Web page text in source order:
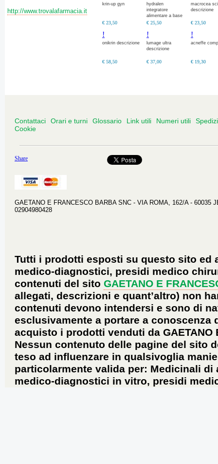
http://www.trovalafarmacia.it
krin-up gyn
€ 23,50
hydralen
integratore
alimentare a base
di esperidina e
estratti naturali di
centella
€ 25,50
macrocea
descrizione
€ 23,50
!
onikrin descrizione
€ 58,50
!
lumage ultra
descrizione
€ 37,00
!
acneffe
€ 19,30
Contattaci Orari e turni Glossario Link utili Numeri utili
Cookie
Share
GAETANO E FRANCESCO BARBA SNC - VIA ROMA, 162/A - 60035
02904980428
Tutti i prodotti esposti su questo sito
medico-diagnostici, presidi medico
contenuti del sito GAETANO E
allegati, descrizioni e quant’altro) non
contenuti devono intendersi e sono di
esclusivamente a portare a
acquisto i prodotti venduti da GAETANO
Nessun contenuto delle pagine del sito
teso ad influenzare in qualsivoglia
particolarmente valida per: Medicinali
medico-diagnostici in vitro, presidi